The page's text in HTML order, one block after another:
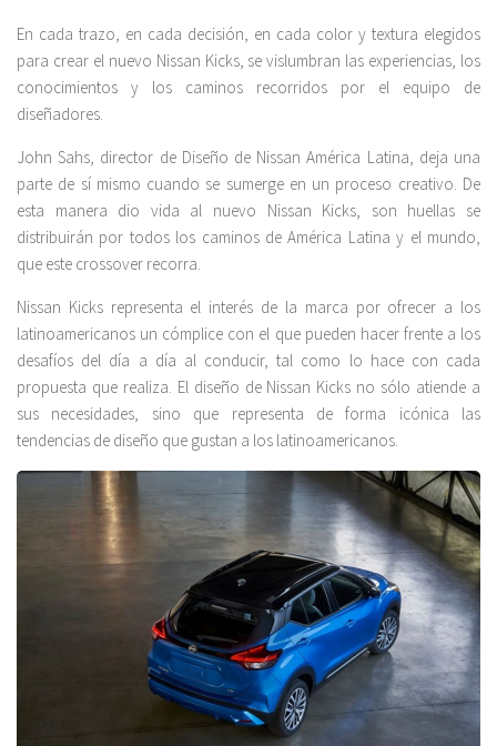
En cada trazo, en cada decisión, en cada color y textura elegidos
para crear el nuevo Nissan Kicks, se vislumbran las experiencias, los
conocimientos y los caminos recorridos por el equipo de
diseñadores.
John Sahs, director de Diseño de Nissan América Latina, deja una
parte de sí mismo cuando se sumerge en un proceso creativo. De
esta manera dio vida al nuevo Nissan Kicks, son huellas se
distribuirán por todos los caminos de América Latina y el mundo,
que este crossover recorra.
Nissan Kicks representa el interés de la marca por ofrecer a los
latinoamericanos un cómplice con el que pueden hacer frente a los
desafíos del día a día al conducir, tal como lo hace con cada
propuesta que realiza. El diseño de Nissan Kicks no sólo atiende a
sus necesidades, sino que representa de forma icónica las
tendencias de diseño que gustan a los latinoamericanos.